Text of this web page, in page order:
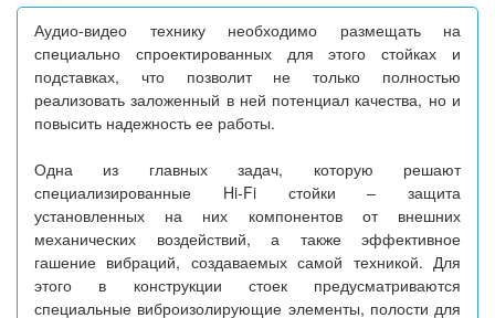
Аудио-видео технику необходимо размещать на
специально спроектированных для этого стойках и
подставках, что позволит не только полностью
реализовать заложенный в ней потенциал качества, но и
повысить надежность ее работы.
Одна из главных задач, которую решают
специализированные Hi-Fi стойки – защита
установленных на них компонентов от внешних
механических воздействий, а также эффективное
гашение вибраций, создаваемых самой техникой. Для
этого в конструкции стоек предусматриваются
специальные виброизолирующие элементы, полости для